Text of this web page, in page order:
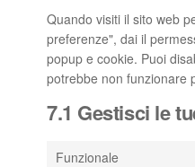
Quando visiti il sito web
preferenze", dai il
popup e cookie. Puoi
potrebbe non funzionare
7.1 Gestisci le
Funzionale